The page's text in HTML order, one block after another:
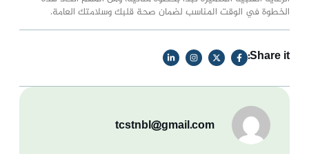
الخطوة في الوقت المناسب لضمان صحة قلبك وسلامتك العامة.
Share it:
tcstnbl@gmail.com